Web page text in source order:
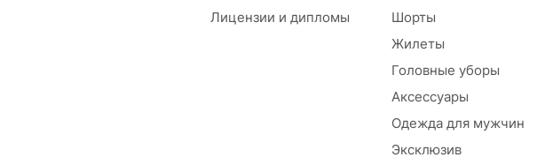
Лицензии и дипломы
Шорты
Жилеты
Головные уборы
Аксессуары
Одежда для мужчин
Эксклюзив